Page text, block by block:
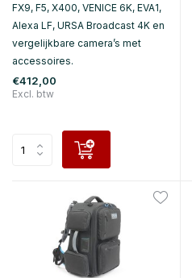
FX9, F5, X400, VENICE 6K, EVA1,
Alexa LF, URSA Broadcast 4K en
vergelijkbare camera’s met
accessoires.
€412,00
Excl. btw